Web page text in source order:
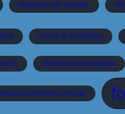
atualização de websites
cursos de informática
digitalização de logotipos
informática Portugal